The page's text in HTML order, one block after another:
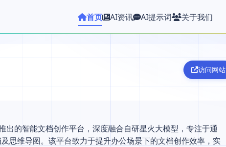
首页 AI资讯 AI提示词 关于我们
访问网站
出的智能文档创作平台，深度融合自研星火大模型，专注于通
思维导图。该平台致力于提升办公场景下的文档创作效率，实